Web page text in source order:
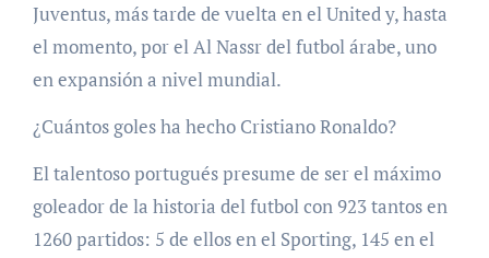
Juventus, más tarde de vuelta en el United y, hasta
el momento, por el Al Nassr del futbol árabe, uno
en expansión a nivel mundial.
¿Cuántos goles ha hecho Cristiano Ronaldo?
El talentoso portugués presume de ser el máximo
goleador de la historia del futbol con 923 tantos en
1260 partidos: 5 de ellos en el Sporting, 145 en el